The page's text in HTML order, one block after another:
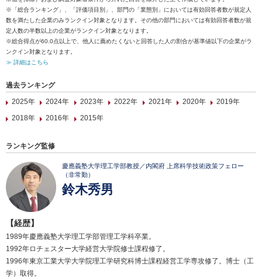
※「総合ランキング」、「評価項目別」、部門の「業態別」においては有効回答者数が規定人
数を満たした企業のみランクイン対象となります。その他の部門においては有効回答者数が規
定人数の半数以上の企業がランクイン対象となります。
※総合得点が60.0点以上で、他人に薦めたくないと回答した人の割合が基準値以下の企業がラ
ンクイン対象となります。
≫ 詳細はこちら
過去ランキング
2025年
2024年 2023年 2022年 2021年 2020年
2019年
2018年
2016年 2015年
ランキング監修
慶應義塾大学理工学部教授／内閣府 上席科学技術政策フェロー
（非常勤）
鈴木秀男
【経歴】
1989年慶應義塾大学理工学部管理工学科卒業。
1992年ロチェスター大学経営大学院修士課程修了。
1996年東京工業大学大学院理工学研究科博士課程経営工学専攻修了。博士（工
学）取得。